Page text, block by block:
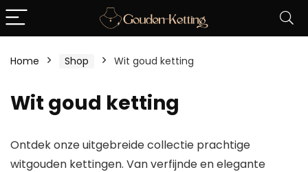
Home Shop Wit goud ketting
Wit goud ketting
Ontdek onze uitgebreide collectie prachtige
witgouden kettingen. Van verfijnde en elegante